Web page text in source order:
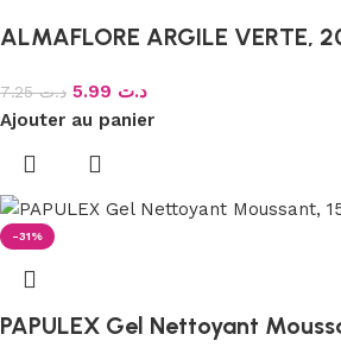
ALMAFLORE ARGILE VERTE,
د.ت7.25 د.ت
Ajouter au panier
-31%
PAPULEX Gel Nettoyant